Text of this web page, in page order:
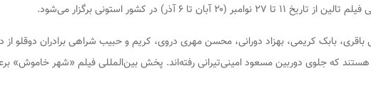
(۲۰ آبان تا ۶ آذر) در کشور استونی برگزار می‌شود.
باقری، بابک کریمی، بهزاد دورانی، محسن مهری دروی، کریم و حبیب شراهی برادران دوقلو از
که جلوی دوربین مسعود امینی‌تیرانی رفته‌اند. پخش بین‌المللی فیلم «شهر خاموش»